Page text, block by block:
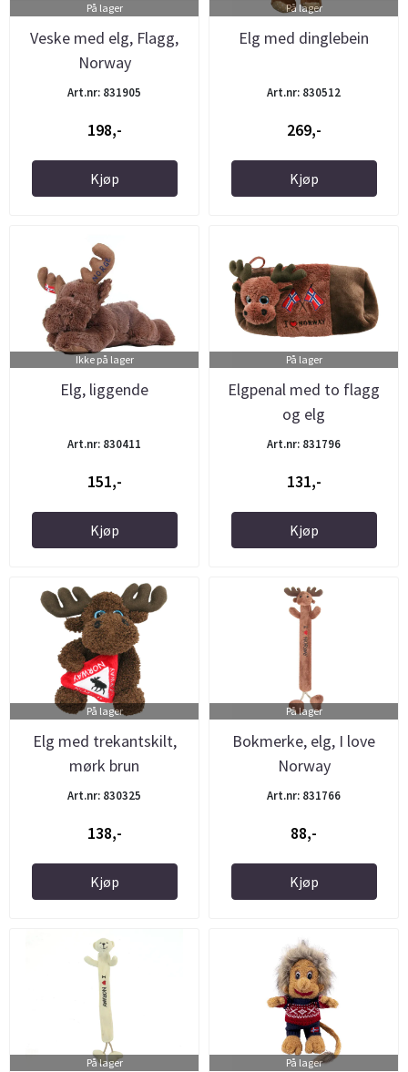
På lager
Veske med elg, Flagg,
Norway
Art.nr: 831905
198,-
Kjøp
På lager
Elg med dinglebein
Art.nr: 830512
269,-
Kjøp
Ikke på lager
Elg, liggende
Art.nr: 830411
151,-
Kjøp
På lager
Elgpenal med to flagg
og elg
Art.nr: 831796
131,-
Kjøp
På lager
Elg med trekantskilt,
mørk brun
Art.nr: 830325
138,-
Kjøp
På lager
Bokmerke, elg, I love
Norway
Art.nr: 831766
88,-
Kjøp
På lager På lager